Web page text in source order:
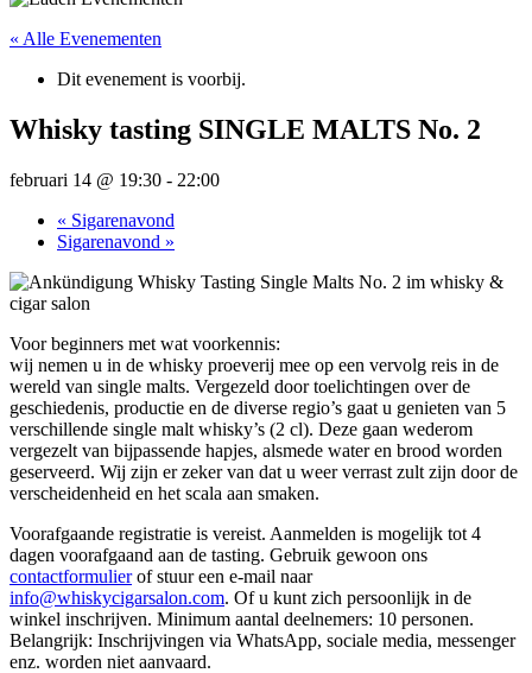
« Alle Evenementen
Dit evenement is voorbij.
Whisky tasting SINGLE MALTS No. 2
februari 14 @ 19:30 - 22:00
« Sigarenavond
Sigarenavond »
Voor beginners met wat voorkennis:
wij nemen u in de whisky proeverij mee op een vervolg reis in de
wereld van single malts. Vergezeld door toelichtingen over de
geschiedenis, productie en de diverse regio’s gaat u genieten van 5
verschillende single malt whisky’s (2 cl). Deze gaan wederom
vergezelt van bijpassende hapjes, alsmede water en brood worden
geserveerd. Wij zijn er zeker van dat u weer verrast zult zijn door de
verscheidenheid en het scala aan smaken.
Voorafgaande registratie is vereist. Aanmelden is mogelijk tot 4
dagen voorafgaand aan de tasting. Gebruik gewoon ons
contactformulierof stuur een e-mail naar
info@whiskycigarsalon.com. Of u kunt zich persoonlijk in de
winkel inschrijven. Minimum aantal deelnemers: 10 personen.
Belangrijk: Inschrijvingen via WhatsApp, sociale media, messenger
enz. worden niet aanvaard.